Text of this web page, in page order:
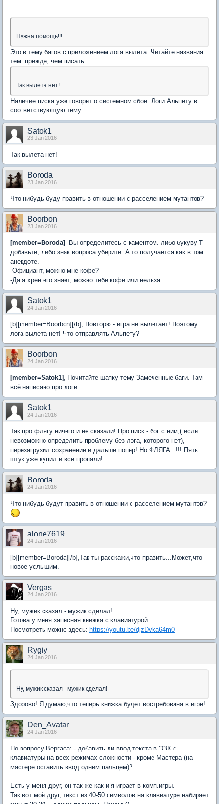
Нужна помощь!!!
Это в тему багов с приложением лога вылета. Читайте названия
тем, прежде, чем писать.
Так вылета нет!
Наличие писка уже говорит о системном сбое. Логи Альпету в
соответствующую тему.
Satok1
23 Jan 2016
Так вылета нет!
Boroda
23 Jan 2016
Что нибудь буду править в отношении с расселением мутантов?
Boorbon
23 Jan 2016
[member=Boroda] , Вы определитесь с каментом. либо букуву Т
добавьте, либо знак вопроса уберите. А то получается как в том
анекдоте.
-Официант, можно мне кофе?
-Да я хрен его знает, можно тебе кофе или нельзя.
Satok1
24 Jan 2016
[b][member=Boorbon][/b], Повторю - игра не вылетает! Поэтому
лога вылета нет! Что отправлять Альпету?
Boorbon
24 Jan 2016
[member=Satok1] , Почитайте шапку тему Замеченные баги. Там
всё написано про логи.
Satok1
24 Jan 2016
Так про флягу ничего и не сказали! Про писк - бог с ним,( если
невозможно определить проблему без лога, которого нет),
перезагрузил сохранение и дальше попёр! Но ФЛЯГА...!!! Пять
штук уже купил и все пропали!
Boroda
24 Jan 2016
Что нибудь будут править в отношении с расселением мутантов?
alone7619
24 Jan 2016
[b][member=Boroda][/b],Так ты расскажи,что править...Может,что
новое услышим.
Vergas
24 Jan 2016
Ну, мужик сказал - мужик сделал!
Готова у меня записная книжка с клавиатурой.
Посмотреть можно здесь: https://youtu.be/djzDvka64m0
Rygiy
24 Jan 2016
Ну, мужик сказал - мужик сделал!
Здорово! Я думаю,что теперь книжка будет востребована в игре!
Den_Avatar
24 Jan 2016
По вопросу Вергаса: - добавить ли ввод текста в ЭЗК с
клавиатуры на всех режимах сложности - кроме Мастера (на
мастере оставить ввод одним пальцем)?
Есть у меня друг, он так же как и я играет в комп.игры.
Так вот мой друг, текст из 40-50 символов на клавиатуре набирает